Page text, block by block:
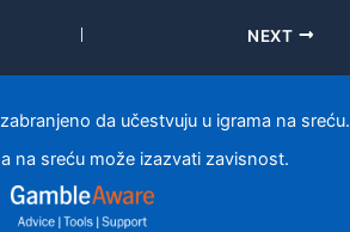
NEXT
da učestvuju u igrama na sreću.
na sreću može izazvati zavisnost.